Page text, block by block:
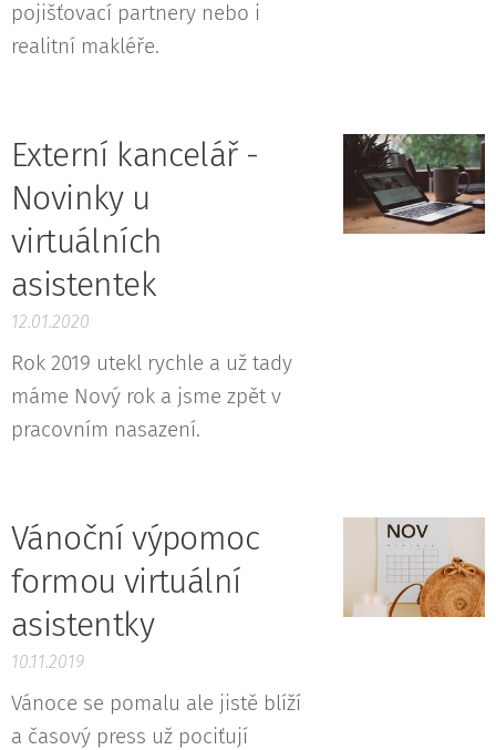
pojišťovací partnery nebo i
realitní makléře.
Externí kancelář -
Novinky u
virtuálních
asistentek
12.01.2020
Rok 2019 utekl rychle a už tady
máme Nový rok a jsme zpět v
pracovním nasazení.
Vánoční výpomoc
formou virtuální
asistentky
10.11.2019
Vánoce se pomalu ale jistě blíží
a časový press už pociťují